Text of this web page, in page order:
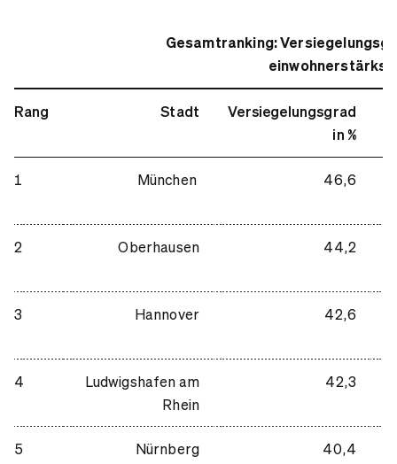
Gesamtranking:
Rang Stadt
Versiegelungsgrad
in %
1 München 46,6
2 Oberhausen 44,2
3 Hannover 42,6
4
Ludwigshafen am
Rhein
42,3
5 Nürnberg 40,4